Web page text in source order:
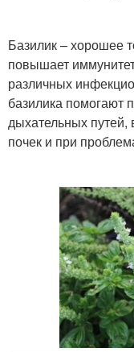
Базилик – хорошее
повышает
различных
базилика помогают
дыхательных путей,
почек и при